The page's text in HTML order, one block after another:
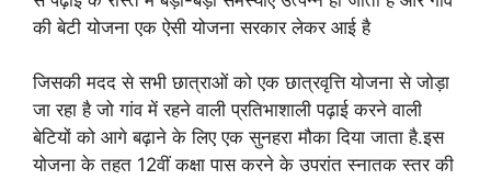
की बेटी योजना एक ऐसी योजना सरकार लेकर आई है
जिसकी मदद से सभी छात्राओं को एक छात्रवृत्ति योजना से जोड़ा
जा रहा है जो गांव में रहने वाली प्रतिभाशाली पढ़ाई करने वाली
बेटियों को आगे बढ़ाने के लिए एक सुनहरा मौका दिया जाता है.इस
योजना के तहत 12वीं कक्षा पास करने के उपरांत स्नातक स्तर की